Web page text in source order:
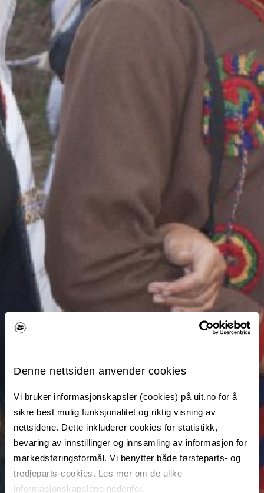
Denne nettsiden anvender cookies
Vi bruker informasjonskapsler (cookies) på uit.no for å
sikre best mulig funksjonalitet og riktig visning av
nettsidene. Dette inkluderer cookies for statistikk,
bevaring av innstillinger og innsamling av informasjon for
markedsføringsformål. Vi benytter både førsteparts- og
tredjeparts-cookies. Les mer om de ulike
informasjonskapslene nedenfor.